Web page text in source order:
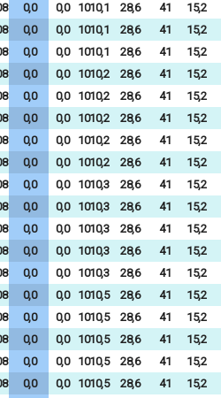
0,0 0,0 1010,1 28,6 41
15,2
0,0 0,0 1010,1 28,6 41
15,2
0,0 0,0 1010,1 28,6 41
15,2
0,0 0,0 1010,2 28,6 41
15,2
0,0 0,0 1010,2 28,6 41
15,2
0,0 0,0 1010,2 28,6 41
15,2
0,0 0,0 1010,2 28,6 41
15,2
0,0 0,0 1010,2 28,6 41
15,2
0,0 0,0 1010,3 28,6 41
15,2
0,0 0,0 1010,3 28,6 41
15,2
0,0 0,0 1010,3 28,6 41
15,2
0,0 0,0 1010,3 28,6 41
15,2
0,0 0,0 1010,3 28,6 41
15,2
0,0 0,0 1010,5 28,6 41
15,2
0,0 0,0 1010,5 28,6 41
15,2
0,0 0,0 1010,5 28,6 41
15,2
0,0 0,0 1010,5 28,6 41
15,2
0,0 0,0 1010,5 28,6 41
15,2